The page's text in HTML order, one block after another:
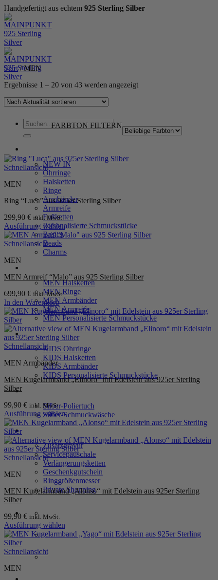
Handgefertigt aus echtem 925 Sterling Silber
Zum
Inhalt
springen
Suchen
nach:
NEW IN
Ohrringe
Halsketten
Ringe
Armbänder
Armreife
Fußketten
Personalisierte Schmuckstücke
Basics
Beads
Charms
MEN Halsketten
MEN Ringe
MEN Armbänder
MEN Armreife
MEN Personalisierte Schmuckstücke
KIDS
KIDS Ohrringe
KIDS Halsketten
KIDS Armbänder
KIDS Personalisierte Schmuckstücke
Silber-Poliertuch
Silber-Schmuckwäsche
Zusatzgravur
Servicepauschale
Verlängerungsketten
Geschenkgutschein
Ringgrößenmesser
Private Shopping
Start /MEN
Ergebnisse 1 – 20 von 43 werden angezeigtNach
FARBTON FILTERN
Schnellansicht
MEN
Ring “Luca” aus 925er Sterling Silber
299,90 € inkl. MwSt.
Ausführung wählen
Dieses
Produkt
mehrere
Varianten
auf.
Optionen
können
auf
der
Produktseite
gewählt
werden
Schnellansicht
MEN
MEN Armreif “Malo” aus 925 Sterling Silber
699,90 € inkl. MwSt.
In den Warenkorb
Schnellansicht
MEN Armbänder
MEN Kugelarmband „Elinoro“ mit Edelstein aus 925er Sterling
Silber
99,90 € inkl. MwSt.
Ausführung wählen
Dieses
Produkt
weist
mehrere
Varianten
Die
können
auf
Produktseite
gewählt
werden
Schnellansicht
MEN
MEN Kugelarmband „Alonso“ mit Edelstein aus 925er Sterling
Silber
99,90 € inkl. MwSt.
Ausführung wählen
Dieses
Produkt
weist
Varianten
Schnellansicht
MEN